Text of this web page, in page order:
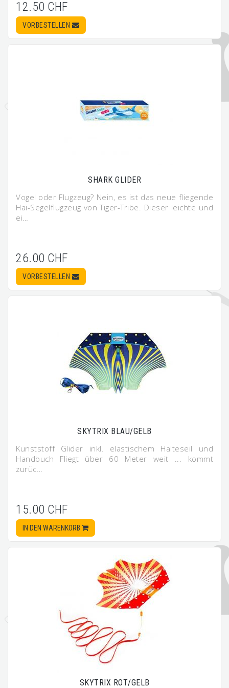
12.50 CHF
VORBESTELLEN
SHARK GLIDER
Vogel oder Flugzeug? Nein, es ist das neue fliegende
Hai-Segelflugzeug von Tiger-Tribe. Dieser leichte und
ei…
26.00 CHF
VORBESTELLEN
SKYTRIX BLAU/GELB
Kunststoff Glider inkl. elastischem Halteseil und
Handbuch Fliegt über 60 Meter weit ... kommt
zurüc…
15.00 CHF
IN DEN WARENKORB
SKYTRIX ROT/GELB